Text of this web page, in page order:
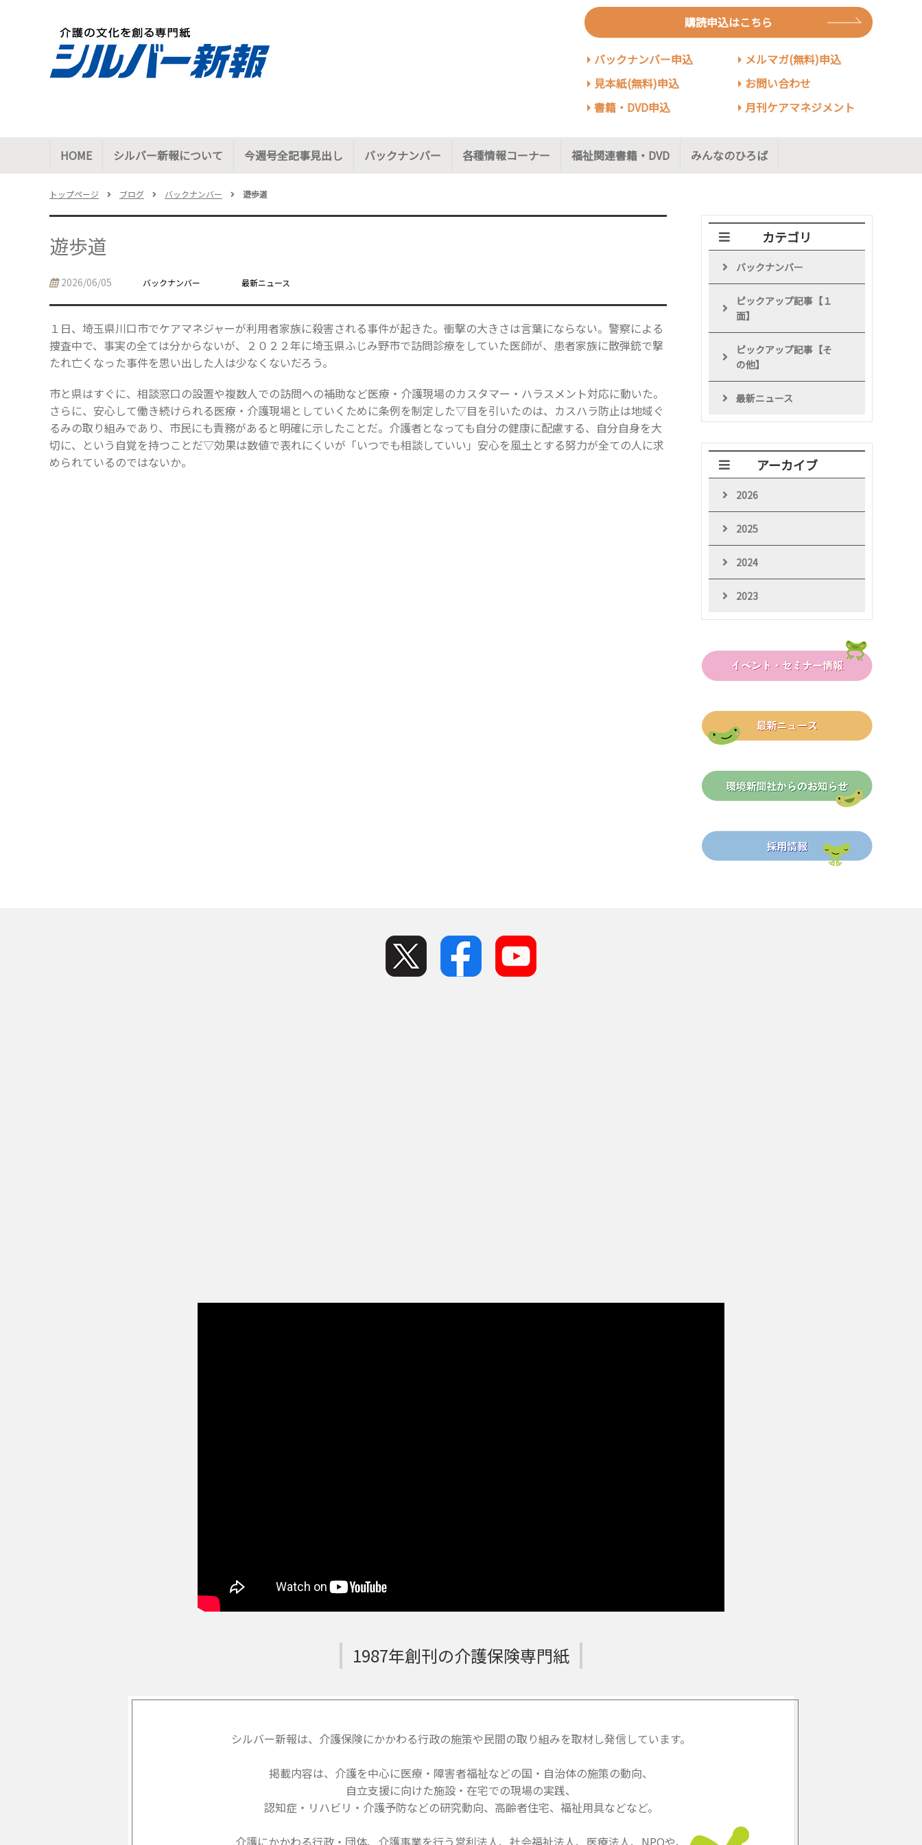
購読申込はこちら
バックナンバー申込
見本紙(無料)申込
書籍・DVD申込
メルマガ(無料)申込
お問い合わせ
月刊ケアマネジメント
HOME シルバー新報について 今週号全記事見出し バックナンバー 各種情報コーナー 福祉関連書籍・DVD みんなのひろば
トップページ ブログ バックナンバー 遊歩道
遊歩道
2026/06/05 バックナンバー 最新ニュース
１日、埼玉県川口市でケアマネジャーが利用者家族に殺害される事件が起きた。衝撃の大きさは言葉にならない。警察による
捜査中で、事実の全ては分からないが、２０２２年に埼玉県ふじみ野市で訪問診療をしていた医師が、患者家族に散弾銃で撃
たれ亡くなった事件を思い出した人は少なくないだろう。
市と県はすぐに、相談窓口の設置や複数人での訪問への補助など医療・介護現場のカスタマー・ハラスメント対応に動いた。
さらに、安心して働き続けられる医療・介護現場としていくために条例を制定した▽目を引いたのは、カスハラ防止は地域ぐ
るみの取り組みであり、市民にも責務があると明確に示したことだ。介護者となっても自分の健康に配慮する、自分自身を大
切に、という自覚を持つことだ▽効果は数値で表れにくいが「いつでも相談していい」安心を風土とする努力が全ての人に求
められているのではないか。
カテゴリ
バックナンバー
ピックアップ記事【１
面】
ピックアップ記事【そ
の他】
最新ニュース
アーカイブ
2026
2025
2024
2023
1987年創刊の介護保険専門紙
シルバー新報は、介護保険にかかわる行政の施策や民間の取り組みを取材し発信しています。
掲載内容は、介護を中心に医療・障害者福祉などの国・自治体の施策の動向、
自立支援に向けた施設・在宅での現場の実践、
認知症・リハビリ・介護予防などの研究動向、高齢者住宅、福祉用具などなど。
介護にかかわる行政・団体、介護事業を行う営利法人、社会福祉法人、医療法人、NPOや、